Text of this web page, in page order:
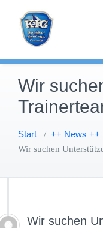
Inhalt
springen
Wir
Start / ++ News ++
Wir suchen
Wir suchen